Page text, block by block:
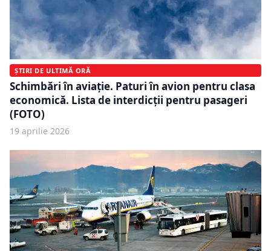
ȘTIRI DE ULTIMĂ ORĂ
Schimbări în aviație. Paturi în avion pentru clasa
economică. Lista de interdicții pentru pasageri
(FOTO)
19 aprilie 2026